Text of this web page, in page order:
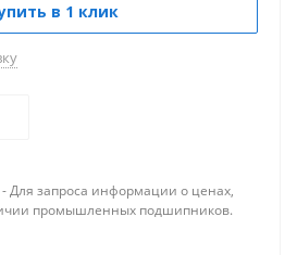
в 1 клик
Для запроса информации о ценах,
промышленных подшипников.